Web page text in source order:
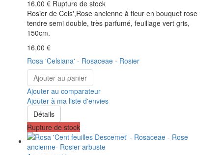
16,00 € Rupture de stock
Rosier de Cels',Rose ancienne à fleur en bouquet rose
tendre semi double, très parfumé, feuillage vert gris,
150cm.
16,00 €
Rosa 'Celsiana' - Rosaceae - Rosier
Ajouter au panier
Ajouter au comparateur
Ajouter à ma liste d'envies
Détails
Rupture de stock